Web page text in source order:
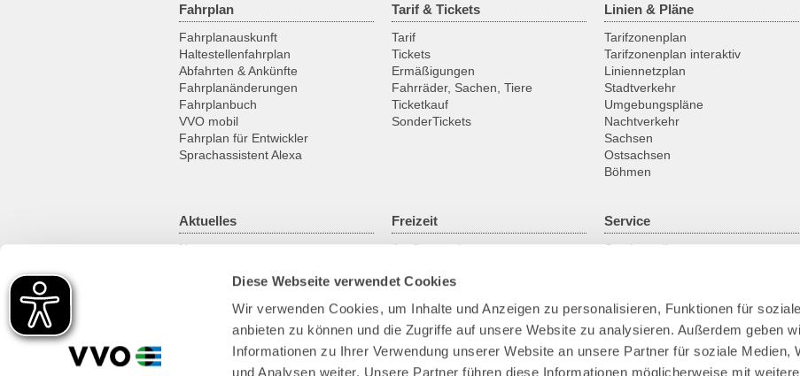
Diese Webseite verwendet Cookies
Wir verwenden Cookies, um Inhalte und Anzeigen zu personalisieren, Funktionen für
anbieten zu können und die Zugriffe auf unsere Website zu analysieren. Außerdem geben
Informationen zu Ihrer Verwendung unserer Website an unsere Partner für soziale Medien,
und Analysen weiter. Unsere Partner führen diese Informationen möglicherweise mit
Fahrplan
Fahrplanauskunft
Haltestellenfahrplan
Abfahrten & Ankünfte
Fahrplanänderungen
Fahrplanbuch
VVO mobil
Fahrplan für Entwickler
Sprachassistent Alexa
Tarif & Tickets
Tarif
Tickets
Ermäßigungen
Fahrräder, Sachen, Tiere
Ticketkauf
SonderTickets
Linien & Pläne
Tarifzonenplan
Tarifzonenplan interaktiv
Liniennetzplan
Stadtverkehr
Umgebungspläne
Nachtverkehr
Sachsen
Ostsachsen
Böhmen
Aktuelles
News
Kundenmagazin
Freizeit
Ausflugsregionen
Historische Fahrzeuge
Service
Servicestellen
Downloads
Fundsachen
Park+Ride
Bike+Ride